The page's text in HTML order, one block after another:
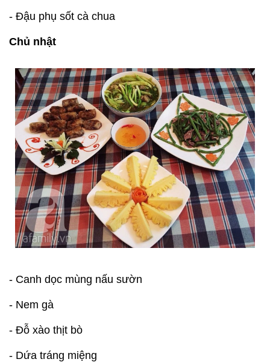
- Đậu phụ sốt cà chua
Chủ nhật
- Canh dọc mùng nấu sườn
- Nem gà
- Đỗ xào thịt bò
- Dứa tráng miệng